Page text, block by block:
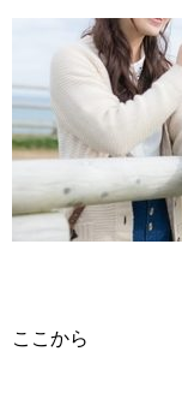
ここから